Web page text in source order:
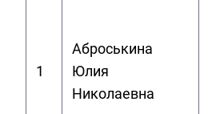
1
Аброськина
Юлия
Николаевна